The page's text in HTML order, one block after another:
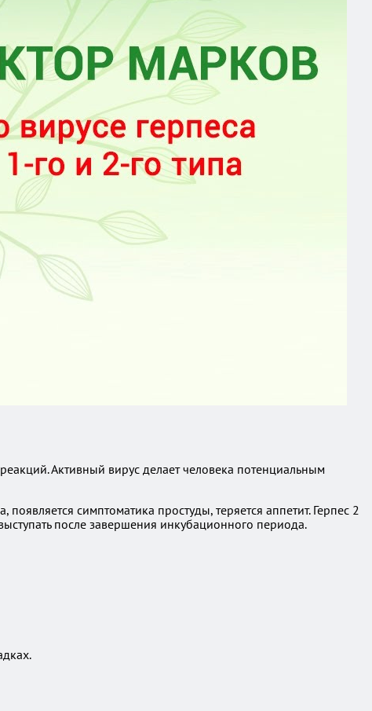
Активный вирус делает человека потенциальным
симптоматика простуды, теряется аппетит. Герпес 2
после завершения инкубационного периода.